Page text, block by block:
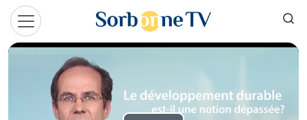
Aller au contenu principal
Panneau de gestion des cookies